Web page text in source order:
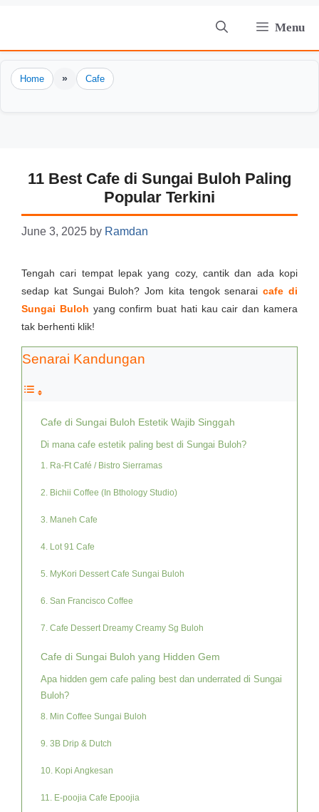
content
Menu
Home » Cafe
11 Best Cafe di Sungai Buloh Paling
Popular Terkini
June 3, 2025 by Ramdan
Tengah cari tempat lepak yang cozy, cantik dan ada kopi
sedap kat Sungai Buloh? Jom kita tengok senaraicafe di
Sungai Buloh yang confirm buat hati kau cair dan kamera
tak berhenti klik!
Senarai Kandungan
Cafe di Sungai Buloh Estetik Wajib Singgah
Di mana cafe estetik paling best di Sungai Buloh?
1. Ra-Ft Café / Bistro Sierramas
2. Bichii Coffee (In Bthology Studio)
3. Maneh Cafe
4. Lot 91 Cafe
5. MyKori Dessert Cafe Sungai Buloh
6. San Francisco Coffee
7. Cafe Dessert Dreamy Creamy Sg Buloh
Cafe di Sungai Buloh yang Hidden Gem
Apa hidden gem cafe paling best dan underrated di Sungai
Buloh?
8. Min Coffee Sungai Buloh
9. 3B Drip & Dutch
10. Kopi Angkesan
11. E-poojia Cafe Epoojia